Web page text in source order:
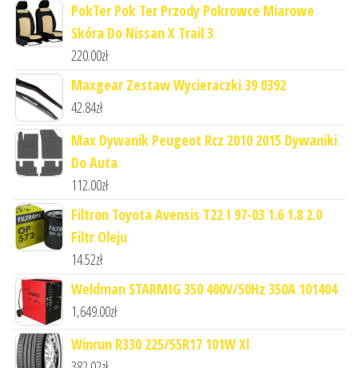
PokTer Pok Ter Przody Pokrowce Miarowe
Skóra Do Nissan X Trail 3
220.00zł
Maxgear Zestaw Wycieraczki 39 0392
42.84zł
Max Dywanik Peugeot Rcz 2010 2015 Dywaniki
Do Auta
112.00zł
Filtron Toyota Avensis T22 I 97-03 1.6 1.8 2.0
Filtr Oleju
14.52zł
Weldman STARMIG 350 400V/50Hz 350A 101404
1,649.00zł
Winrun R330 225/55R17 101W Xl